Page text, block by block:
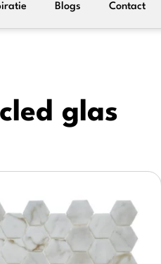
Blogs Contact
glas